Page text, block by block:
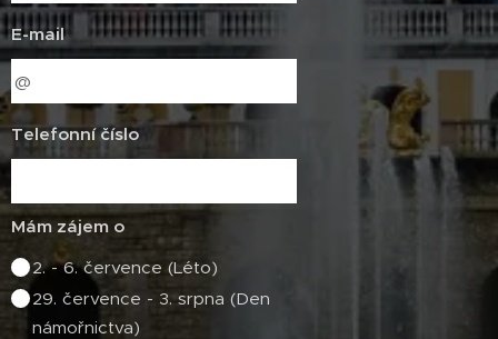
E-mail
Telefonní číslo
Mám zájem o
2. - 6. července (Léto)
29. července - 3. srpna (Den
námořnictva)